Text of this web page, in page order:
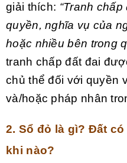
giải thích: “Tranh
quyền, nghĩa vụ của
hoặc nhiều bên trong
tranh chấp đất đai
chủ thể đối với quyền
và/hoặc pháp nhân
2. Sổ đỏ là gì? Đất
khi nào?